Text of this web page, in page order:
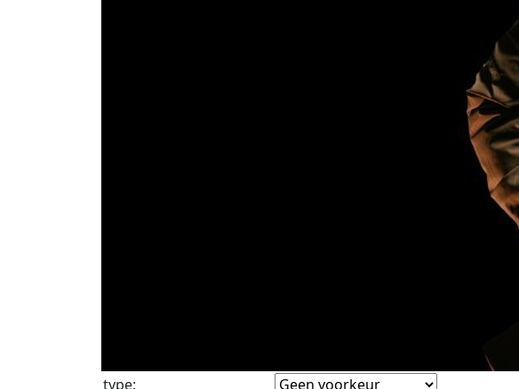
type: